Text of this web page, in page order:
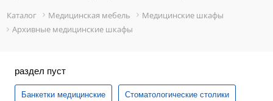
Каталог Медицинская мебель
Медицинские шкафы
Архивные медицинские шкафы
раздел пуст
Банкетки медицинские Стоматологические столики